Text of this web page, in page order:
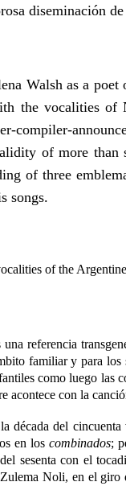
diseminación de
Walsh as a
the vocalities of
compiler-
of more
of three
songs.
of the
referencia
familiar y para los
como luego las
acontece con la
década del
en los combinados;
sesenta con el
Noli, en el